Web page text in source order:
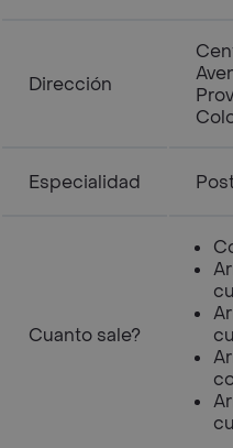
Dirección
Especialidad
Cuanto sale?